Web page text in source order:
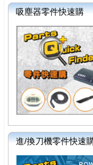
吸塵器零件快速購
進/換刀機零件快速